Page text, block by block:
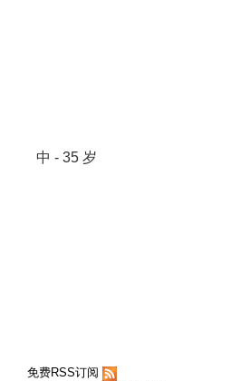
中 - 35 岁
免费RSS订阅